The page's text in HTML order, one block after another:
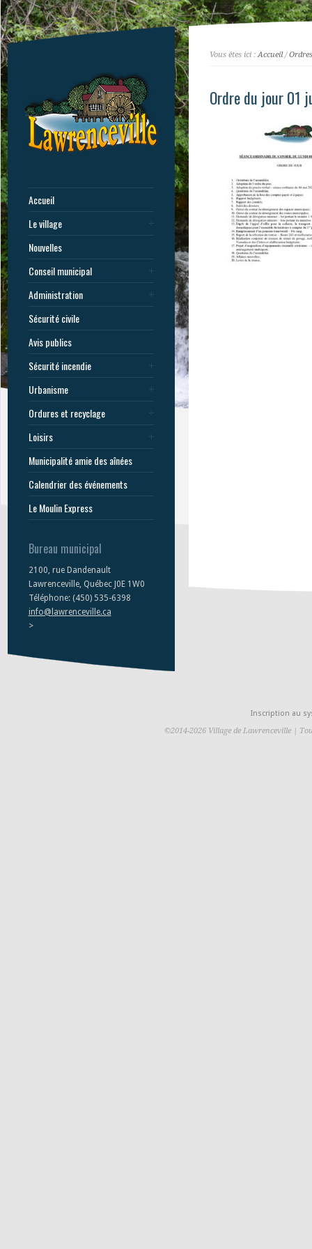
Accueil
Le village
Nouvelles
Conseil municipal
Administration
Sécurité civile
Avis publics
Sécurité incendie
Urbanisme
Ordures et recyclage
Loisirs
Municipalité amie des aînées
Calendrier des événements
Le Moulin Express
Bureau municipal
2100, rue Dandenault
Lawrenceville, Québec J0E 1W0
Téléphone: (450) 535-6398
info@lawrenceville.ca
>
Vous êtes ici :Accueil/
Ordre du jour 01
Inscription au
©2014-2026 Village de Lawrenceville |